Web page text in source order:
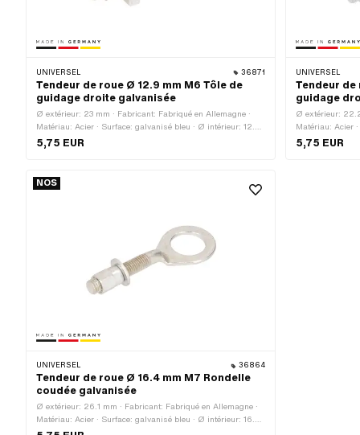
UNIVERSEL 36871
Tendeur de roue Ø 12.9 mm M6 Tôle de
guidage droite galvanisée
Ø extérieur: 23 mm · Fabricant: Fabriqué en Allemagne ·
Matériau: Acier · Surface: galvanisé bleu · Ø intérieur: 12.9
mm · Longueur totale: 61.7 mm · Type de filetage: M6x1
(filetage standard) · Longueur du filetage: 27.6 mm
5,75 EUR
UNIVERSEL
Tendeur de
guidage
Ø extérieur:
Matériau: Acier
mm · Longueur
(filetage
5,75 EUR
NOS
UNIVERSEL 36864
Tendeur de roue Ø 16.4 mm M7 Rondelle
coudée galvanisée
Ø extérieur: 26.1 mm · Fabricant: Fabriqué en Allemagne ·
Matériau: Acier · Surface: galvanisé bleu · Ø intérieur: 16.4
mm · Longueur totale: 70.3 mm · Type de filetage: M7x1